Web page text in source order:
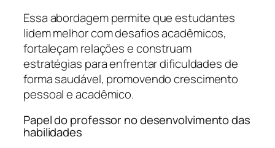
Essa abordagem permite que estudantes
lidem melhor com desafios acadêmicos,
fortaleçam relações e construam
estratégias para enfrentar dificuldades de
forma saudável, promovendo crescimento
pessoal e acadêmico.
Papel do professor no desenvolvimento das
habilidades